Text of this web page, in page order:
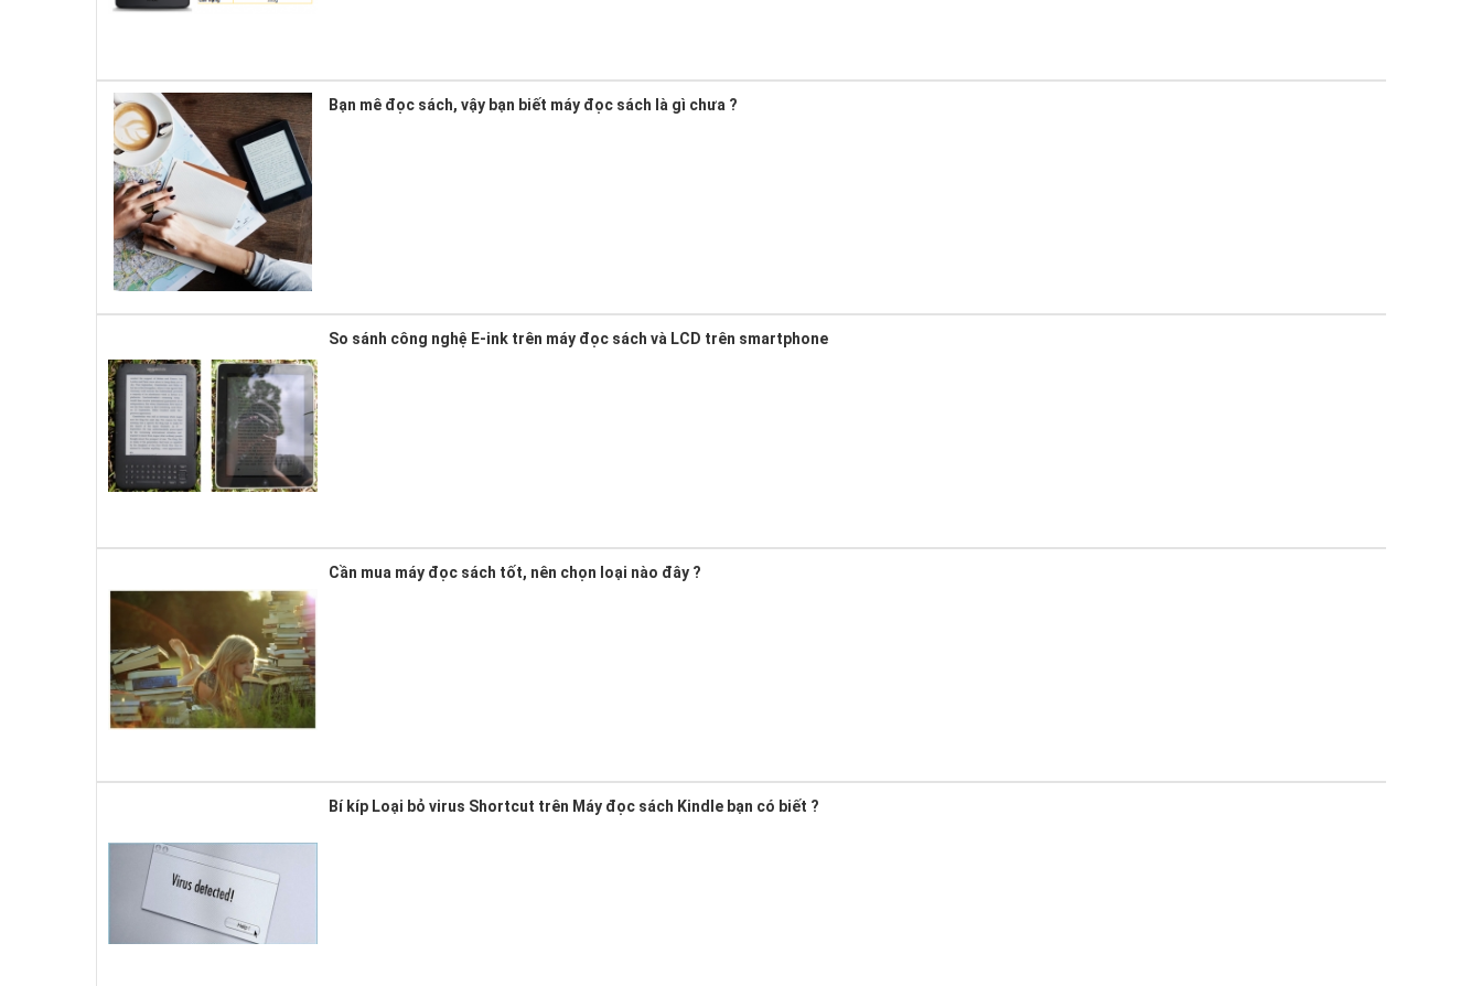
Bạn mê đọc sách, vậy bạn biết máy đọc sách là gì chưa ?
So sánh công nghệ E-ink trên máy đọc sách và LCD trên smartphone
Cần mua máy đọc sách tốt, nên chọn loại nào đây ?
Bí kíp Loại bỏ virus Shortcut trên Máy đọc sách Kindle bạn có biết ?